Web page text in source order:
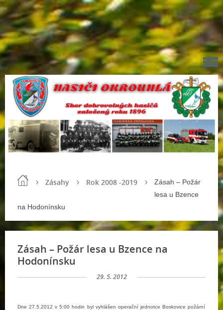
Zásahy Rok 2008 -2019
Zásah – Požár
lesa u Bzence
na Hodonínsku
Zásah – Požár lesa u Bzence na
Hodonínsku
29. 5. 2012
Dne 27.5.2012 v 5:00 hodin byl vyhlášen operační jednotce Boskovice požární